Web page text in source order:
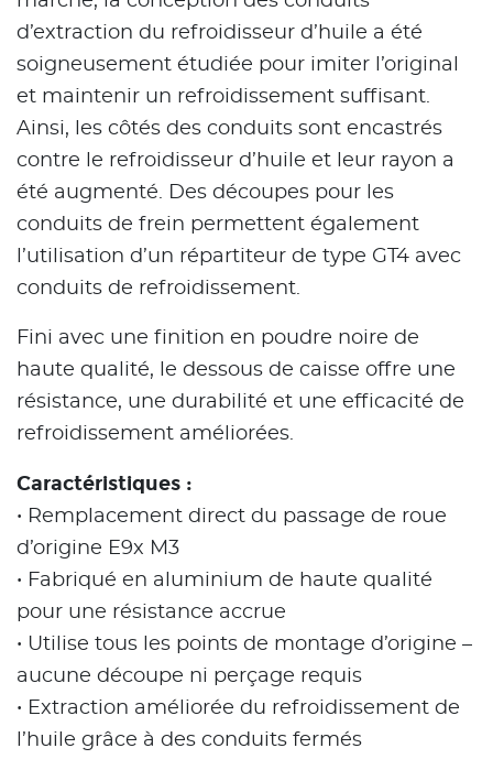
d’extraction du refroidisseur d’huile a été
soigneusement étudiée pour imiter l’original
et maintenir un refroidissement suffisant.
Ainsi, les côtés des conduits sont encastrés
contre le refroidisseur d’huile et leur rayon a
été augmenté. Des découpes pour les
conduits de frein permettent également
l’utilisation d’un répartiteur de type GT4 avec
conduits de refroidissement.
Fini avec une finition en poudre noire de
haute qualité, le dessous de caisse offre une
résistance, une durabilité et une efficacité de
refroidissement améliorées.
Caractéristiques :
• Remplacement direct du passage de roue
d’origine E9x M3
• Fabriqué en aluminium de haute qualité
pour une résistance accrue
• Utilise tous les points de montage d’origine –
aucune découpe ni perçage requis
• Extraction améliorée du refroidissement de
l’huile grâce à des conduits fermés